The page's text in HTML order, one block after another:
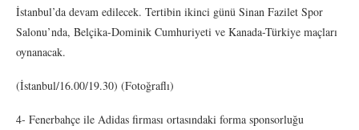
İstanbul’da devam edilecek. Tertibin ikinci günü Sinan Fazilet Spor
Salonu’nda, Belçika-Dominik Cumhuriyeti ve Kanada-Türkiye maçları
oynanacak.
(İstanbul/16.00/19.30) (Fotoğraflı)
4- Fenerbahçe ile Adidas firması ortasındaki forma sponsorluğu